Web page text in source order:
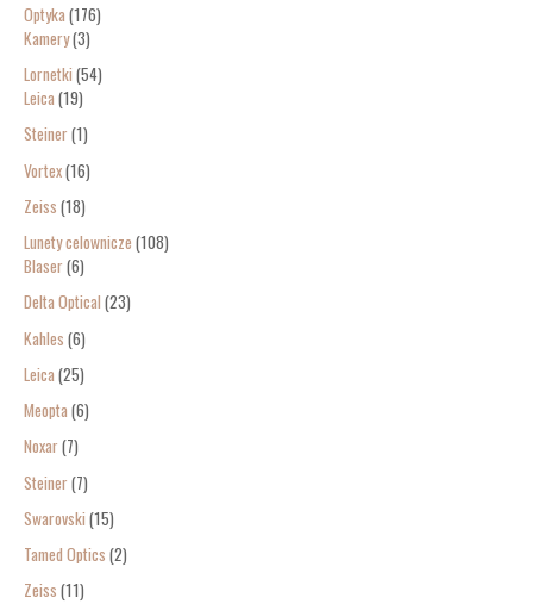
Optyka 176
Kamery 3
Lornetki 54
Leica 19
Steiner 1
Vortex 16
Zeiss 18
Lunety celownicze 108
Blaser 6
Delta Optical 23
Kahles 6
Leica 25
Meopta 6
Noxar 7
Steiner 7
Swarovski 15
Tamed Optics 2
Zeiss 11